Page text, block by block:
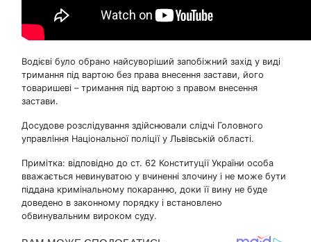
Водієві було обрано найсуворіший запобіжний захід у виді
тримання під вартою без права внесення застави, його
товаришеві – тримання під вартою з правом внесення
застави.
Досудове розслідування здійснювали слідчі Головного
управління Національної поліції у Львівській області.
Примітка: відповідно до ст. 62 Конституції України особа
вважається невинуватою у вчиненні злочину і не може бути
піддана кримінальному покаранню, доки її вину не буде
доведено в законному порядку і встановлено
обвинувальним вироком суду.